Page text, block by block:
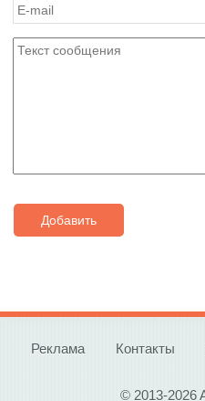
Добавить
Реклама Контакты
© 2013-2026